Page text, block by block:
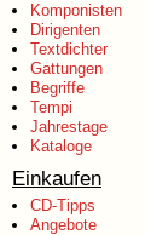
Komponisten
Dirigenten
Textdichter
Gattungen
Begriffe
Tempi
Jahrestage
Kataloge
Einkaufen
CD-Tipps
Angebote